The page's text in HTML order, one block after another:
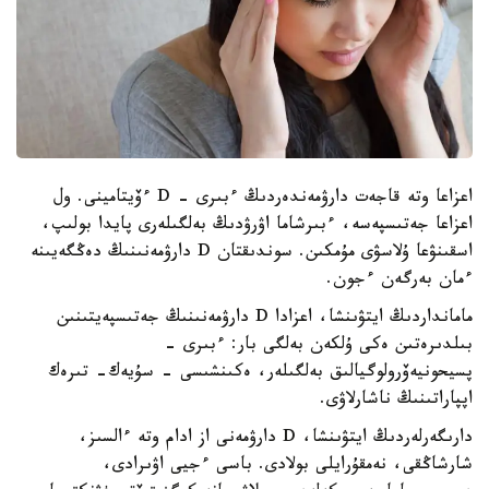
اعزاعا وتە قاجەت دارۋمەندەردىڭ ءبىرى - D ءۆيتامينى. ول
اعزاعا جەتىسپەسە، ءبىرشاما اۋرۋدىڭ بەلگىلەرى پايدا بولىپ،
اسقىنۋعا ۇلاسۋى مۇمكىن. سوندىقتان D دارۋمەنىنىڭ دەڭگەيىنە
ءمان بەرگەن ءجون.
مامانداردىڭ ايتۋىنشا، اعزادا D دارۋمەنىنىڭ جەتىسپەيتىنىن
بىلدىرەتىن ەكى ۇلكەن بەلگى بار: ءبىرى -
پسيحونيەۆرولوگيالىق بەلگىلەر، ەكىنشىسى - سۇيەك- تىرەك
اپپاراتىنىڭ ناشارلاۋى.
دارىگەرلەردىڭ ايتۋىنشا، D دارۋمەنى از ادام وتە ءالسىز،
شارشاڭقى، نەمقۇرايلى بولادى. باسى ءجيى اۋىرادى،